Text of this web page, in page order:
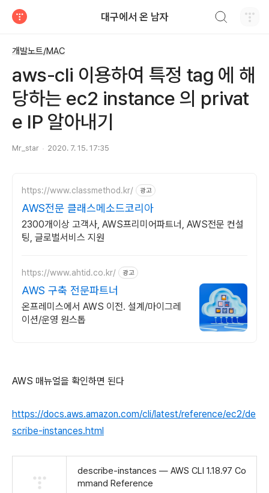
대구에서 온 남자
개발노트/MAC
aws-cli 이용하여 특정 tag 에 해
당하는 ec2 instance 의 privat
e IP 알아내기
Mr_star 2020. 7. 15. 17:35
https://www.classmethod.kr/ 광고
AWS전문 클래스메소드코리아
2300개이상 고객사, AWS프리미어파트너, AWS전문 컨설
팅, 글로벌서비스 지원
https://www.ahtid.co.kr/ 광고
AWS 구축 전문파트너
온프레미스에서 AWS 이전. 설계/마이그레
이션/운영 원스톱
AWS 매뉴얼을 확인하면 된다
https://docs.aws.amazon.com/cli/latest/reference/ec2/de
scribe-instances.html
describe-instances — AWS CLI 1.18.97 Co
mmand Reference